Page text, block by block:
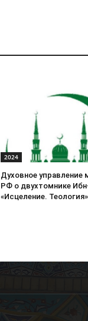
2024
Духовное управление
РФ о двухтомнике
«Исцеление. Теология»